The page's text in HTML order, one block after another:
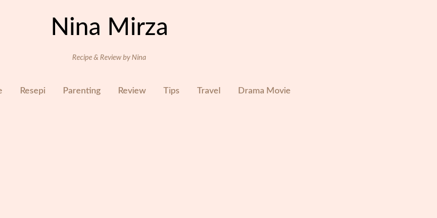
Nina Mirza
Recipe & Review by Nina
Resepi Parenting Review Tips Travel Drama Movie